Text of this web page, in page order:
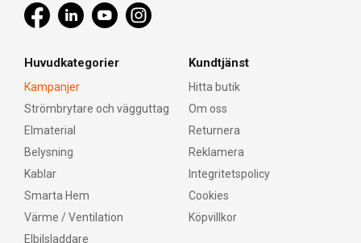
Huvudkategorier
Kampanjer
Strömbrytare och vägguttag
Elmaterial
Belysning
Kablar
Smarta Hem
Värme / Ventilation
Elbilsladdare
Kundtjänst
Hitta butik
Om oss
Returnera
Reklamera
Integritetspolicy
Cookies
Köpvillkor